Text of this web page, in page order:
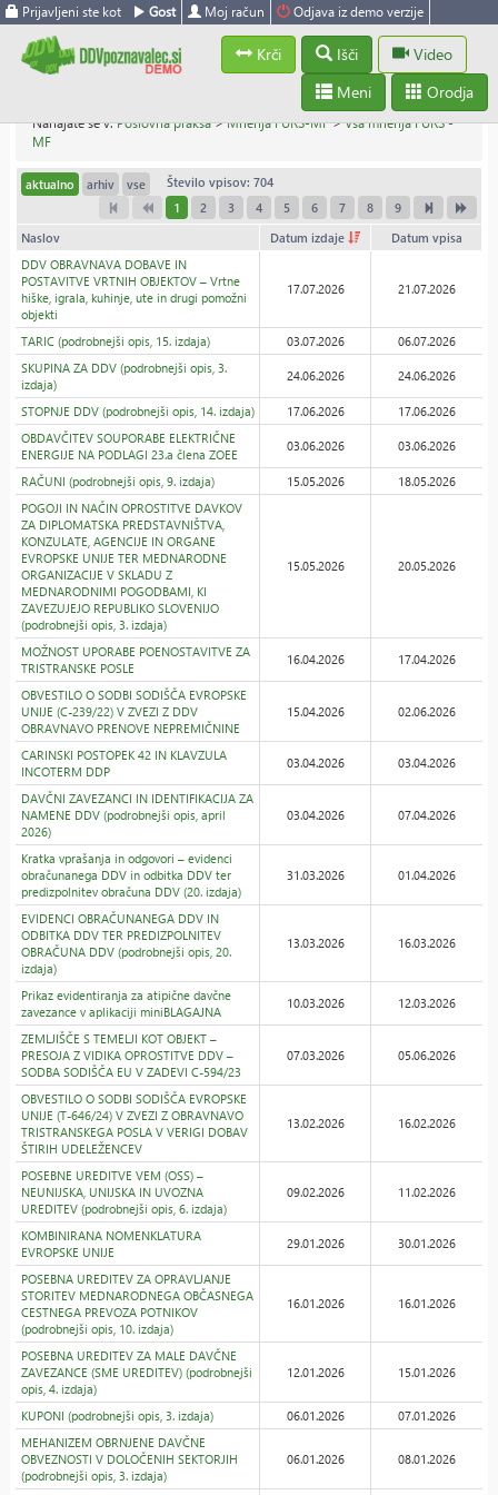
Prijavljeni ste kot Gost Moj račun Odjava iz demo verzije
Krči Išči
Video
Orodja
Meni
Nahajate se v:Poslovna praksa>Mnenja FURS-MF>Vsa mnenja FURS -
MF
aktualno arhiv vse
Število vpisov: 704
1
2 3 4 5 6 7 8 9
Naslov Datum izdaje
Datum vpisa
DDV OBRAVNAVA DOBAVE IN
POSTAVITVE VRTNIH OBJEKTOV – Vrtne
hiške, igrala, kuhinje, ute in drugi pomožni
objekti
17.07.2026 21.07.2026
TARIC (podrobnejši opis, 15. izdaja) 03.07.2026
06.07.2026
SKUPINA ZA DDV (podrobnejši opis, 3.
izdaja)
24.06.2026 24.06.2026
STOPNJE DDV (podrobnejši opis, 14. izdaja) 17.06.2026
17.06.2026
OBDAVČITEV SOUPORABE ELEKTRIČNE
ENERGIJE NA PODLAGI 23.a člena ZOEE
03.06.2026 03.06.2026
RAČUNI (podrobnejši opis, 9. izdaja) 15.05.2026
18.05.2026
POGOJI IN NAČIN OPROSTITVE DAVKOV
ZA DIPLOMATSKA PREDSTAVNIŠTVA,
KONZULATE, AGENCIJE IN ORGANE
EVROPSKE UNIJE TER MEDNARODNE
ORGANIZACIJE V SKLADU Z
MEDNARODNIMI POGODBAMI, KI
ZAVEZUJEJO REPUBLIKO SLOVENIJO
(podrobnejši opis, 3. izdaja)
15.05.2026 20.05.2026
MOŽNOST UPORABE POENOSTAVITVE ZA
TRISTRANSKE POSLE
16.04.2026 17.04.2026
OBVESTILO O SODBI SODIŠČA EVROPSKE
UNIJE (C-239/22) V ZVEZI Z DDV
OBRAVNAVO PRENOVE NEPREMIČNINE
15.04.2026 02.06.2026
CARINSKI POSTOPEK 42 IN KLAVZULA
INCOTERM DDP
03.04.2026 03.04.2026
DAVČNI ZAVEZANCI IN IDENTIFIKACIJA ZA
NAMENE DDV (podrobnejši opis, april
2026)
03.04.2026 07.04.2026
Kratka vprašanja in odgovori – evidenci
obračunanega DDV in odbitka DDV ter
predizpolnitev obračuna DDV (20. izdaja)
31.03.2026 01.04.2026
EVIDENCI OBRAČUNANEGA DDV IN
ODBITKA DDV TER PREDIZPOLNITEV
OBRAČUNA DDV (podrobnejši opis, 20.
izdaja)
13.03.2026 16.03.2026
Prikaz evidentiranja za atipične davčne
zavezance v aplikaciji miniBLAGAJNA
10.03.2026 12.03.2026
ZEMLJIŠČE S TEMELJI KOT OBJEKT –
PRESOJA Z VIDIKA OPROSTITVE DDV –
SODBA SODIŠČA EU V ZADEVI C-594/23
07.03.2026 05.06.2026
OBVESTILO O SODBI SODIŠČA EVROPSKE
UNIJE (T-646/24) V ZVEZI Z OBRAVNAVO
TRISTRANSKEGA POSLA V VERIGI DOBAV
ŠTIRIH UDELEŽENCEV
13.02.2026 16.02.2026
POSEBNE UREDITVE VEM (OSS) –
NEUNIJSKA, UNIJSKA IN UVOZNA
UREDITEV (podrobnejši opis, 6. izdaja)
09.02.2026 11.02.2026
KOMBINIRANA NOMENKLATURA
EVROPSKE UNIJE
29.01.2026 30.01.2026
POSEBNA UREDITEV ZA OPRAVLJANJE
STORITEV MEDNARODNEGA OBČASNEGA
CESTNEGA PREVOZA POTNIKOV
(podrobnejši opis, 10. izdaja)
16.01.2026 16.01.2026
POSEBNA UREDITEV ZA MALE DAVČNE
ZAVEZANCE (SME UREDITEV) (podrobnejši
opis, 4. izdaja)
12.01.2026 15.01.2026
KUPONI (podrobnejši opis, 3. izdaja) 06.01.2026
07.01.2026
MEHANIZEM OBRNJENE DAVČNE
OBVEZNOSTI V DOLOČENIH SEKTORJIH
(podrobnejši opis, 3. izdaja)
06.01.2026 08.01.2026